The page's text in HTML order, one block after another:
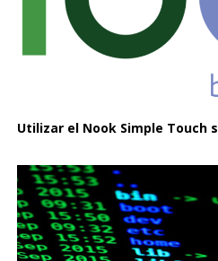
Utilizar el Nook Simple Touch